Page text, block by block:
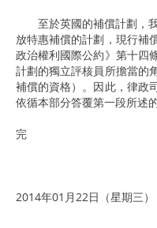
至於英國的補償計劃，我
放特惠補償的計劃，現行補
政治權利國際公約》第十四
計劃的獨立評核員所擔當的
補償的資格）。因此，律政
依循本部分答覆第一段所述的
完
2014年01月22日（星期三）